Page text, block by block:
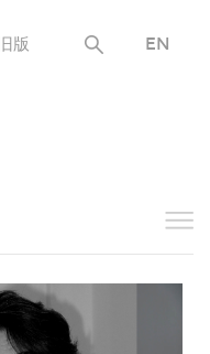
旧版 EN